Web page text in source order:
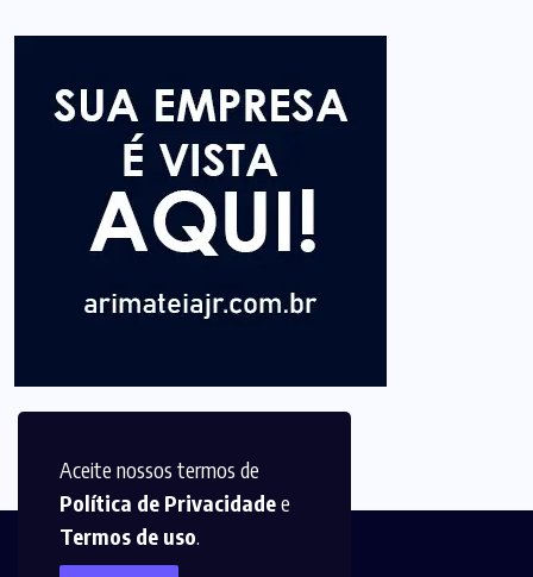
Aceite nossos termos de
Política de Privacidadee
Termos de uso.